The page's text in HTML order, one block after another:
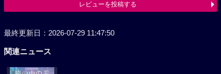
レビューを投稿する
関連ニュース